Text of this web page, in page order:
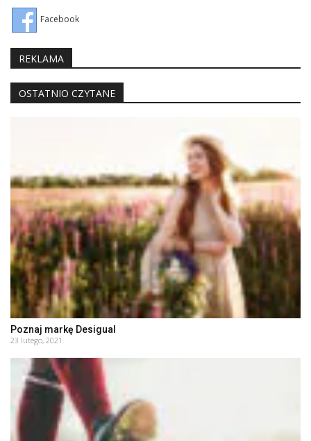
Facebook
REKLAMA
OSTATNIO CZYTANE
Poznaj markę Desigual
23 lutego, 2021